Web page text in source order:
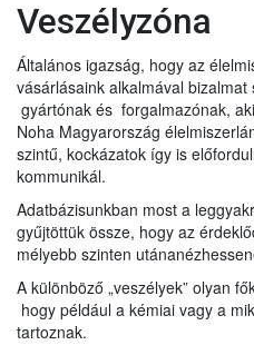
Veszélyzóna
Általános igazság, hogy az
vásárlásaink alkalmával
gyártónak és forgalmazónak,
Noha Magyarország
szintű, kockázatok így is
kommunikál.
Adatbázisunkban most a
gyűjtöttük össze, hogy az
mélyebb szinten
A különböző „veszélyek” olyan
hogy például a kémiai vagy a
tartoznak.